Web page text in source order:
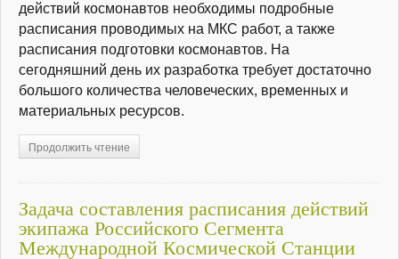
действий космонавтов необходимы подробные
расписания проводимых на МКС работ, а также
расписания подготовки космонавтов. На
сегодняшний день их разработка требует достаточно
большого количества человеческих, временных и
материальных ресурсов.
Продолжить чтение
Задача составления расписания действий
экипажа Российского Сегмента
Международной Космической Станции